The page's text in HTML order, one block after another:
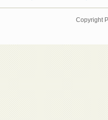
Copyright